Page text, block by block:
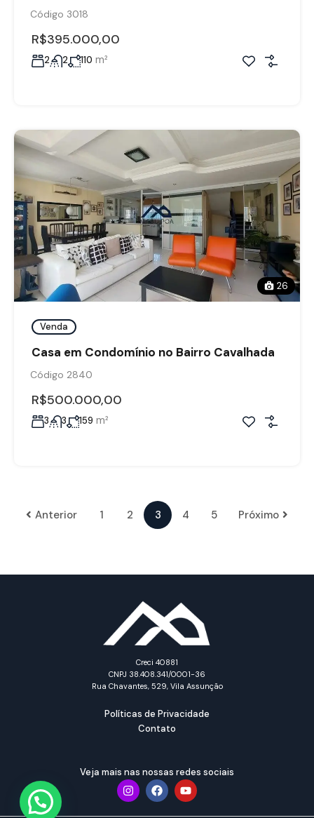
Código 3018
R$395.000,00
2 2 110 m²
26
Venda
Casa em Condomínio no Bairro Cavalhada
Código 2840
R$500.000,00
3 3 159 m²
Anterior 1 2 3 4 5 Próximo
Creci 40881
CNPJ 38.408.341/0001-36
Rua Chavantes, 529, Vila Assunção
Políticas de Privacidade
Contato
Veja mais nas nossas redes sociais